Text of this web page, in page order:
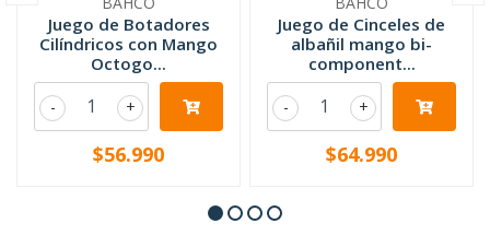
Juego de Botadores
Cilíndricos con Mango
Octogo...
+
-
$56.990
Juego de Cinceles de
albañil mango bi-
component...
+
-
$64.990